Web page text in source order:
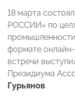
18 марта
РОССИИ» по
формате
встречи
Президиума
Гурьянов.